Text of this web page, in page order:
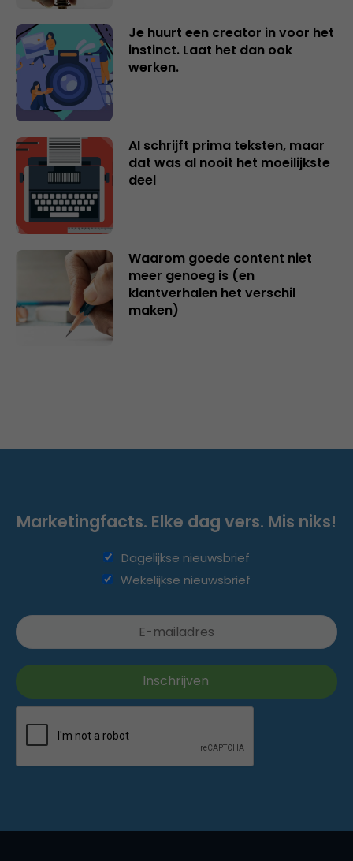
Je huurt een creator in voor het
instinct. Laat het dan ook
werken.
AI schrijft prima teksten, maar
dat was al nooit het moeilijkste
deel
Waarom goede content niet
meer genoeg is (en
klantverhalen het verschil
maken)
Marketingfacts. Elke dag vers. Mis niks!
Dagelijkse nieuwsbrief
Wekelijkse nieuwsbrief